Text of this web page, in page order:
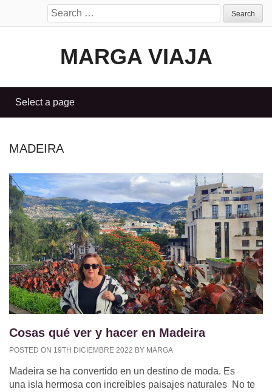
Search
for:
MARGA VIAJA
MADEIRA
Cosas qué ver y hacer en Madeira
POSTED ON 19TH DICIEMBRE 2022 BY MARGA
Madeira se ha convertido en un destino de moda. Es
una isla hermosa con increíbles paisajes naturales No te